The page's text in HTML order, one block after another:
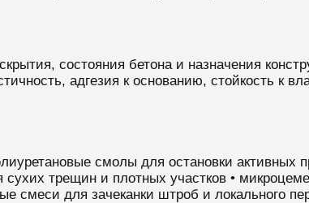
состояния бетона и назначения
адгезия к основанию, стойкость к
смолы для остановки активных
сухих трещин и плотных участков •
смеси для зачеканки штроб и локального